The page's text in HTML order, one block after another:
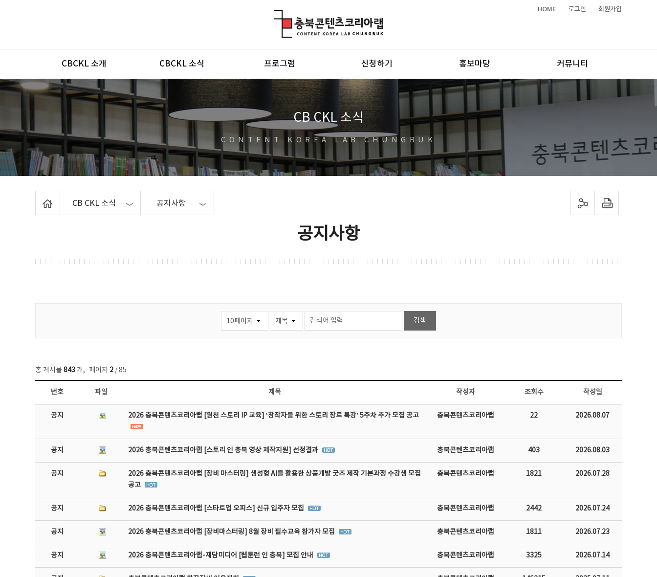
HOME 로그인 회원가입
메뉴
CBCKL 소개 CBCKL 소식 프로그램 신청하기 홍보마당 커뮤니티
CB CKL 소식
CONTENT KOREA LAB CHUNGBUK
CB CKL 소식 공지사항 sns 공유하기 프린트하기
공지사항
총 게시물 843 개, 페이지 2 / 85
공지사항 목록 - 번호, 제목, 작성자, 파일, 조회수, 작성일 정보 제공
번호 파일 제목 작성자 조회수 작성일
공지 2026 충북콘텐츠코리아랩 [원천 스토리 IP 교육] ‘창작자를 위한 스토리 장르 특강’ 5주차 추가 모집 공고 충북콘텐츠코리아랩 22 2026.08.07
공지 2026 충북콘텐츠코리아랩 [스토리 인 충북 영상 제작지원] 선정결과 충북콘텐츠코리아랩 403 2026.08.03
공지
2026 충북콘텐츠코리아랩 [장비 마스터링] 생성형 AI를 활용한 상품개발 굿즈 제작 기본과정 수강생 모집
공고
충북콘텐츠코리아랩 1821 2026.07.28
공지 2026 충북콘텐츠코리아랩 [스타트업 오피스] 신규 입주자 모집 충북콘텐츠코리아랩 2442 2026.07.24
공지 2026 충북콘텐츠코리아랩 [장비마스터링] 8월 장비 필수교육 참가자 모집 충북콘텐츠코리아랩 1811 2026.07.23
공지 2026 충북콘텐츠코리아랩-재담미디어 [웹툰런 인 충북] 모집 안내 충북콘텐츠코리아랩 3325 2026.07.14